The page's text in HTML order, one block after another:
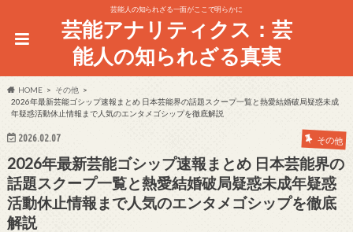
芸能人の知られざる一面がここで明らかに
芸能アナリティクス：芸
能人の知られざる真実
HOME
その他
2026年最新芸能ゴシップ速報まとめ 日本芸能界の話題スクープ一覧と熱愛結婚破局疑惑未成
年疑惑活動休止情報まで人気のエンタメゴシップを徹底解説
2026.02.07 その他
2026年最新芸能ゴシップ速報まとめ 日本芸能界の
話題スクープ一覧と熱愛結婚破局疑惑未成年疑惑
活動休止情報まで人気のエンタメゴシップを徹底
解説